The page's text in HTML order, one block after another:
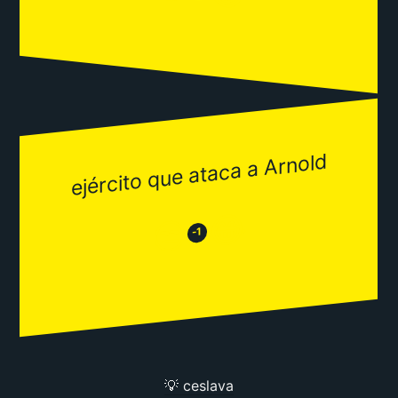
ejército que ataca a Arnold
😒 -1 😂
💡 ceslava